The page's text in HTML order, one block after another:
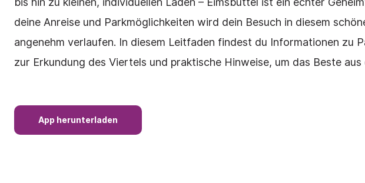
deine Anreise und Parkmöglichkeiten wird dein Besuch in diesem
angenehm verlaufen. In diesem Leitfaden findest du Informationen zu
zur Erkundung des Viertels und praktische Hinweise, um das Beste aus
App herunterladen